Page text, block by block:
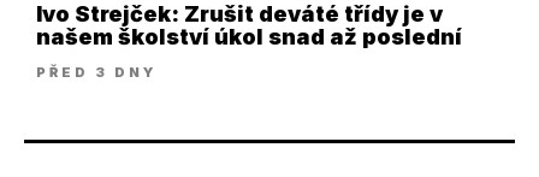
Ivo Strejček: Zrušit deváté třídy je v
našem školství úkol snad až poslední
PŘED 3 DNY